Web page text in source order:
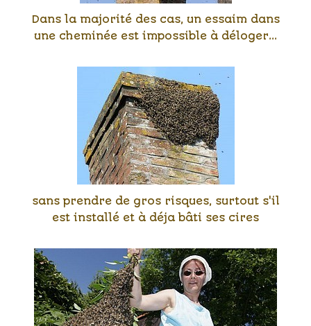
Dans la majorité des cas, un essaim dans
une cheminée est impossible à déloger...
sans prendre de gros risques, surtout s'il
est installé et à déja bâti ses cires